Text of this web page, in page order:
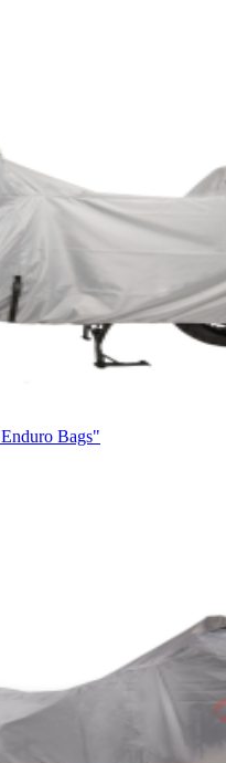
Bags"